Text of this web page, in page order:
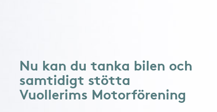
Nu kan du tanka bilen och
samtidigt stötta
Vuollerims Motorförening